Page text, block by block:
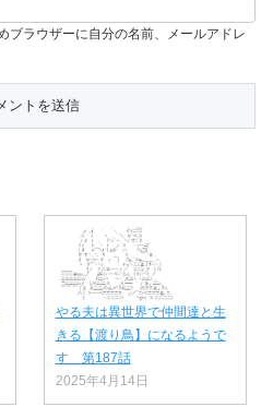
ブラウザーに自分の名前、メールアドレ
やる夫は異世界で仲間達と生
きる【渡り鳥】になるようで
す 第187話
2025年4月14日